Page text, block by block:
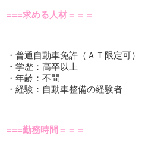
===求める人材＝＝＝
・普通自動車免許（ＡＴ限定可）
・学歴：高卒以上
・年齢：不問
・経験：自動車整備の経験者
===勤務時間＝＝＝